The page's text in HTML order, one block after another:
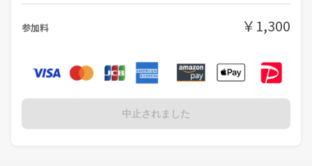
・〜34歳限定（男女OK）
・出会い目的禁止
・イベント主催者・サークル運営者の参加不可
・他イベント及びサークルへの勧誘禁止
・営業・勧誘（宗教・ビジネス等）禁止
参加料 ￥1,300
中止されました